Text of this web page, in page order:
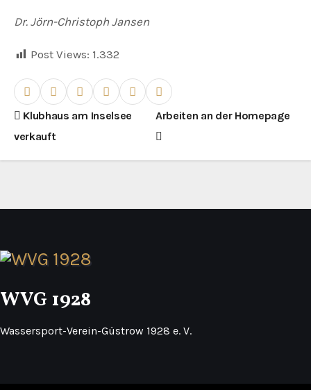
Dr. Jörn-Christoph Jansen
Post Views: 1.332
B
e
t
a
g
Klubhaus am Inselsee
verkauft
Arbeiten an der Homepage
WVG 1928
Wassersport-Verein-Güstrow 1928 e. V.